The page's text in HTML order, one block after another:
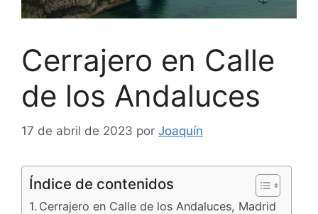
Cerrajero en Calle
de los Andaluces
17 de abril de 2023 por Joaquín
Índice de contenidos
Cerrajero en Calle de los Andaluces, Madrid